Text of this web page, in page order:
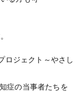
ロジェクト～やさし
症の当事者たちを